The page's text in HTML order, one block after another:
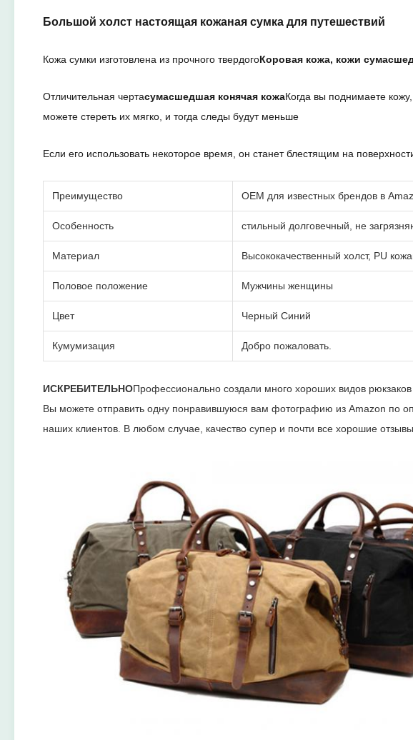
Большой холст настоящая кожаная сумка для путешествий
Кожа сумки изготовлена из прочного твердогоКоровая кожа, кожи
Отличительная чертасумасшедшая конячая кожаКогда вы поднимаете
можете стереть их мягко, и тогда следы будут меньше
Если его использовать некоторое время, он станет блестящим на
Преимущество OEM для известных брендов в
Особенность стильный долговечный, не
Материал Высококачественный холст, PU
Половое положение Мужчины женщины
Цвет Черный Синий
Кумумизация Добро пожаловать.
ИСКРЕБИТЕЛЬНОПрофессионально создали много хороших видов
Вы можете отправить одну понравившуюся вам фотографию из Amazon по
наших клиентов. В любом случае, качество супер и почти все хорошие